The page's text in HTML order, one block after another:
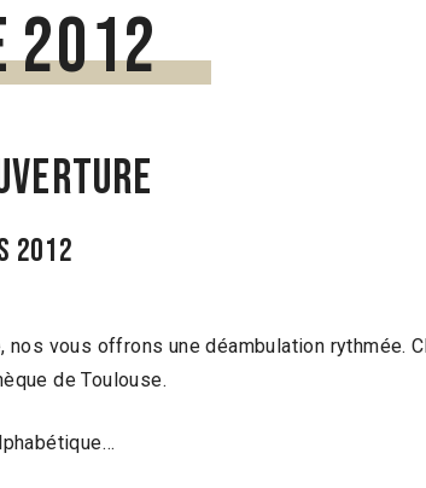
2012
2012
nos vous offrons une déambulation
de Toulouse.